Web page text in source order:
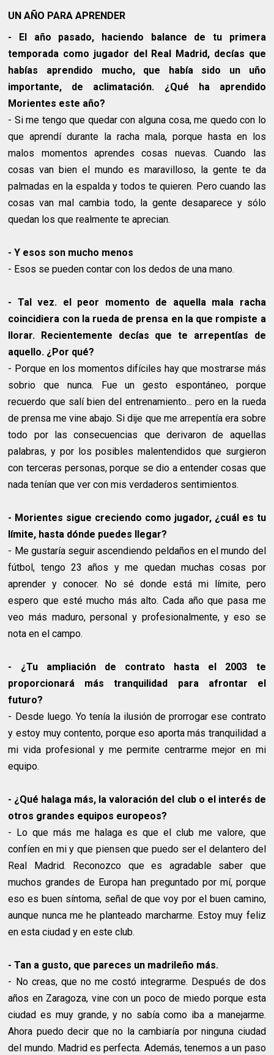
UN AÑO PARA APRENDER
- El año pasado, haciendo balance de tu primera
temporada como jugador del Real Madrid, decías que
habías aprendido mucho, que había sido un uño
importante, de aclimatación. ¿Qué ha aprendido
Morientes este año?
- Si me tengo que quedar con alguna cosa, me quedo con lo
que aprendí durante la racha mala, porque hasta en los
malos momentos aprendes cosas nuevas. Cuando las
cosas van bien el mundo es maravilloso, la gente te da
palmadas en la espalda y todos te quieren. Pero cuando las
cosas van mal cambia todo, la gente desaparece y sólo
quedan los que realmente te aprecian.
- Y esos son mucho menos
- Esos se pueden contar con los dedos de una mano.
- Tal vez. el peor momento de aquella mala racha
coincidiera con la rueda de prensa en la que rompiste a
llorar. Recientemente decías que te arrepentías de
aquello. ¿Por qué?
- Porque en los momentos difíciles hay que mostrarse más
sobrio que nunca. Fue un gesto espontáneo, porque
recuerdo que salí bien del entrenamiento... pero en la rueda
de prensa me vine abajo. Si dije que me arrepentía era sobre
todo por las consecuencias que derivaron de aquellas
palabras, y por los posibles malentendidos que surgieron
con terceras personas, porque se dio a entender cosas que
nada tenían que ver con mis verdaderos sentimientos.
- Morientes sigue creciendo como jugador, ¿cuál es tu
límite, hasta dónde puedes llegar?
- Me gustaría seguir ascendiendo peldaños en el mundo del
fútbol, tengo 23 años y me quedan muchas cosas por
aprender y conocer. No sé donde está mi límite, pero
espero que esté mucho más alto. Cada año que pasa me
veo más maduro, personal y profesionalmente, y eso se
nota en el campo.
- ¿Tu ampliación de contrato hasta el 2003 te
proporcionará más tranquilidad para afrontar el
futuro?
- Desde luego. Yo tenía la ilusión de prorrogar ese contrato
y estoy muy contento, porque eso aporta más tranquilidad a
mi vida profesional y me permite centrarme mejor en mi
equipo.
- ¿Qué halaga más, la valoración del club o el interés de
otros grandes equipos europeos?
- Lo que más me halaga es que el club me valore, que
confíen en mi y que piensen que puedo ser el delantero del
Real Madrid. Reconozco que es agradable saber que
muchos grandes de Europa han preguntado por mí, porque
eso es buen síntoma, señal de que voy por el buen camino,
aunque nunca me he planteado marcharme. Estoy muy feliz
en esta ciudad y en este club.
- Tan a gusto, que pareces un madrileño más.
- No creas, que no me costó integrarme. Después de dos
años en Zaragoza, vine con un poco de miedo porque esta
ciudad es muy grande, y no sabía como iba a manejarme.
Ahora puedo decir que no la cambiaría por ninguna ciudad
del mundo. Madrid es perfecta. Además, tenemos a un paso